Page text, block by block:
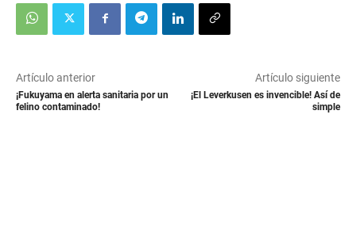
Artículo anterior
¡Fukuyama en alerta sanitaria por un
felino contaminado!
Artículo siguiente
¡El Leverkusen es invencible! Así de
simple